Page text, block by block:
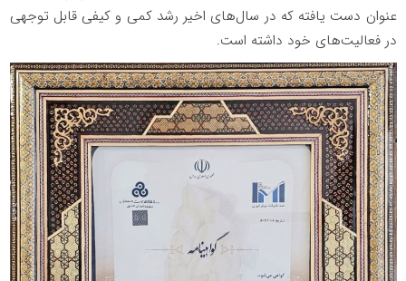
عنوان دست یافته که در سال‌های اخیر رشد کمی و کیفی قابل توجهی
در فعالیت‌های خود داشته است.